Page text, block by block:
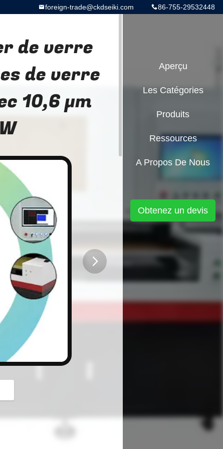
86-755-29532448
foreign-trade@ckdseiki.com
de verre
de verre
10,6 μm
button
Aperçu
Les Catégories
Produits
Ressources
A Propos De Nous
Obtenez un devis